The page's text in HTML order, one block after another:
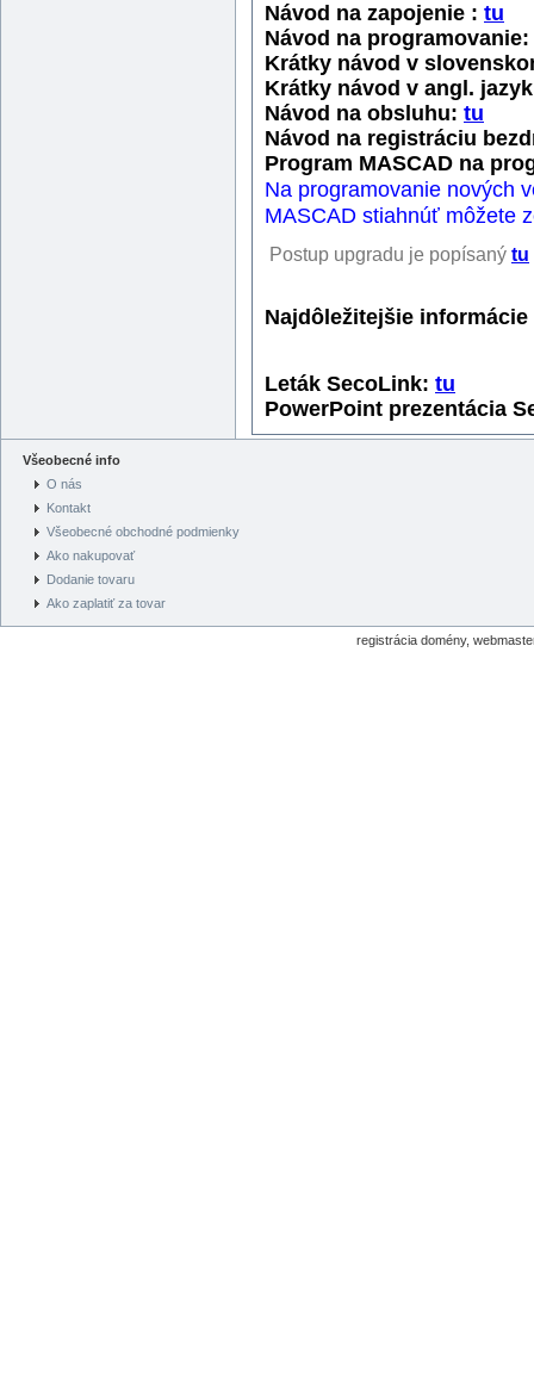
Návod na zapojenie : tu
Návod na programovanie:
Krátky návod v
Krátky návod v angl.
Návod na obsluhu: tu
Návod na registráciu
Program MASCAD na
Na programovanie nových
MASCAD stiahnúť môžete
Postup upgradu je popísaný tu
Najdôležitejšie
Leták SecoLink: tu
PowerPoint prezentácia
Všeobecné info
O nás
Kontakt
Všeobecné obchodné podmienky
Ako nakupovať
Dodanie tovaru
Ako zaplatiť za tovar
registrácia domény,